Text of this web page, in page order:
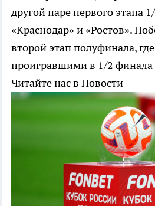
другой паре первого этапа
«Краснодар» и «Ростов».
второй этап полуфинала,
проигравшими в 1/2 финала
Читайте нас в Новости